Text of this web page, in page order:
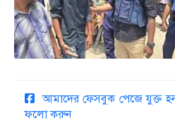
আমাদের ফেসবুক পেজে যুক্ত
ফলো করুন